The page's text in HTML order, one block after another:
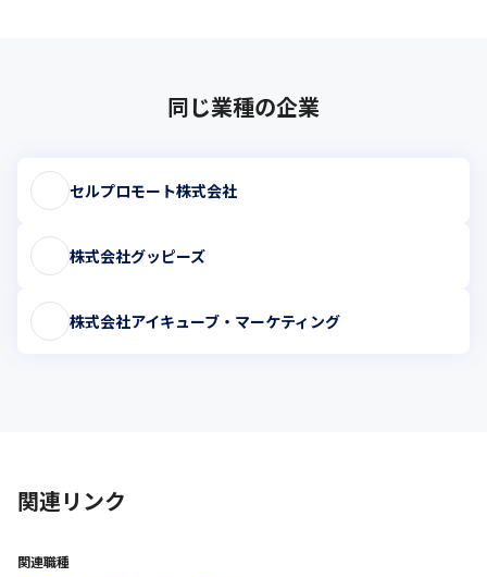
同じ業種の企業
セルプロモート株式会社
株式会社グッピーズ
株式会社アイキューブ・マーケティング
関連リンク
関連職種